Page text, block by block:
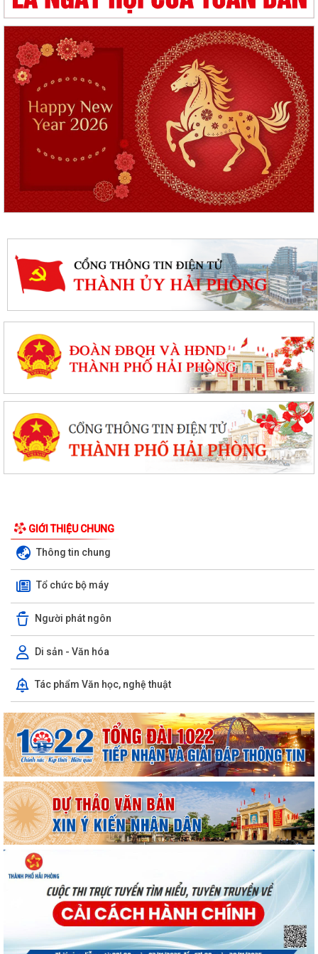
GIỚI THIỆU CHUNG
Thông tin chung
Tổ chức bộ máy
Người phát ngôn
Di sản - Văn hóa
Tác phẩm Văn học, nghệ thuật
Quyết định phê duyệt kết quả kỳ xét tuyển viên chức Ban quản lý dự án
đầu tư xây dựng xã Hùng Thắng...
XÃ HÙNG THẮNG TỔ CHỨC LỄ CHÀO CỜ ĐẦU THÁNG 8/2026
Hải Phòng giảm thời gian giải quyết từ 50% trở lên hơn 1.900 thủ tục
hành chính
XÃ HÙNG THẮNG CÔNG BỐ CÁC QUYẾT ĐỊNH VỀ CÔNG TÁC CÁN BỘ
TẠI TRƯỜNG TRUNG HỌC CƠ SỞ VINH QUANG
Hội nghị toàn quốc quán triệt và triển khai thực hiện Nghị quyết Hội
nghị lần thứ ba Ban Chấp hành...
Đảng ủy xã Hùng Thắng tổ chức lớp bồi dưỡng, tập huấn lý luận chính
trị hè năm 2026
TRI ÂN CÁC ANH HÙNG LIỆT SĨ – THẮP SÁNG ĐẠO LÝ "UỐNG NƯỚC
NHỚ NGUỒN"
ỦY BAN MTTQ VIỆT NAM XÃ HÙNG THẮNG SƠ KẾT CÔNG TÁC MẶT
TRẬN 6 THÁNG ĐẦU NĂM 2026
MANG BẢN SẮC ĐI CÙNG THẾ GIỚI